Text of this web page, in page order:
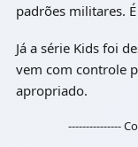
padrões militares.
Já a série Kids foi
vem com controle
apropriado.
---------------